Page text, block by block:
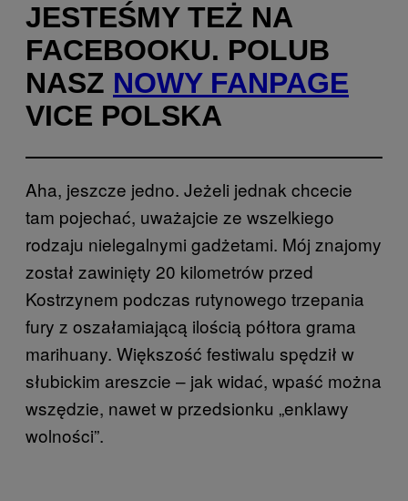
JESTEŚMY TEŻ NA
FACEBOOKU. POLUB
NASZ NOWY FANPAGE
VICE POLSKA
Aha, jeszcze jedno. Jeżeli jednak chcecie
tam pojechać, uważajcie ze wszelkiego
rodzaju nielegalnymi gadżetami. Mój znajomy
został zawinięty 20 kilometrów przed
Kostrzynem podczas rutynowego trzepania
fury z oszałamiającą ilością półtora grama
marihuany. Większość festiwalu spędził w
słubickim areszcie – jak widać, wpaść można
wszędzie, nawet w przedsionku „enklawy
wolności”.